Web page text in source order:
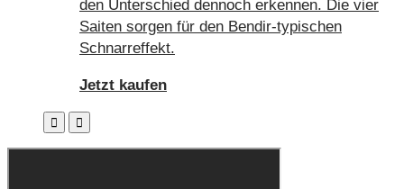
den Unterschied dennoch erkennen. Die vier
Saiten sorgen für den Bendir-typischen
Schnarreffekt.
Jetzt kaufen